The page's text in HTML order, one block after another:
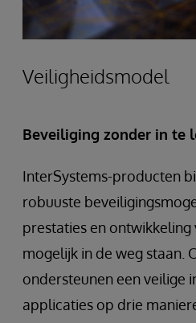
Veiligheidsmodel
Beveiliging zonder in te
InterSystems-producten
robuuste
prestaties en
mogelijk in de weg staan.
ondersteunen een veilige
applicaties op drie